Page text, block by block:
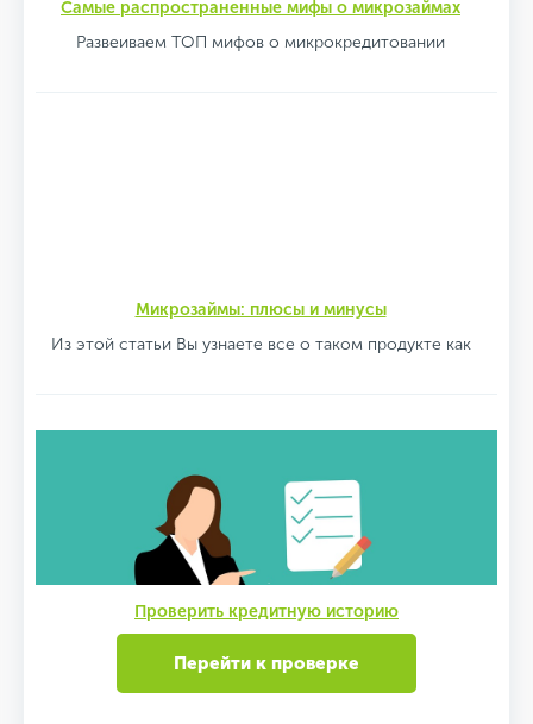
Самые распространенные мифы о микрозаймах
Развеиваем ТОП мифов о микрокредитовании
Микрозаймы: плюсы и минусы
Из этой статьи Вы узнаете все о таком продукте как
Проверить кредитную историю
Перейти к проверке